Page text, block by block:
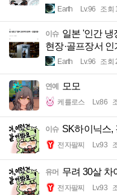
Earth Lv.96 조회
이슈 일본 '인간
현장·골프장서 인
Earth Lv.96 조회
연예 모모
케를로스 Lv.86
이슈 SK하이닉스,
전자팔찌 Lv.93
유머 무려 30살 차
전자팔찌 Lv.93